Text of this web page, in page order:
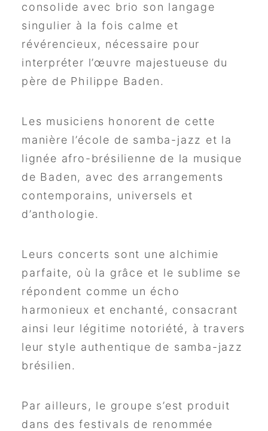
consolide avec brio son langage
singulier à la fois calme et
révérencieux, nécessaire pour
interpréter l’œuvre majestueuse du
père de Philippe Baden.
Les musiciens honorent de cette
manière l’école de samba-jazz et la
lignée afro-brésilienne de la musique
de Baden, avec des arrangements
contemporains, universels et
d’anthologie.
Leurs concerts sont une alchimie
parfaite, où la grâce et le sublime se
répondent comme un écho
harmonieux et enchanté, consacrant
ainsi leur légitime notoriété, à travers
leur style authentique de samba-jazz
brésilien.
Par ailleurs, le groupe s’est produit
dans des festivals de renommée